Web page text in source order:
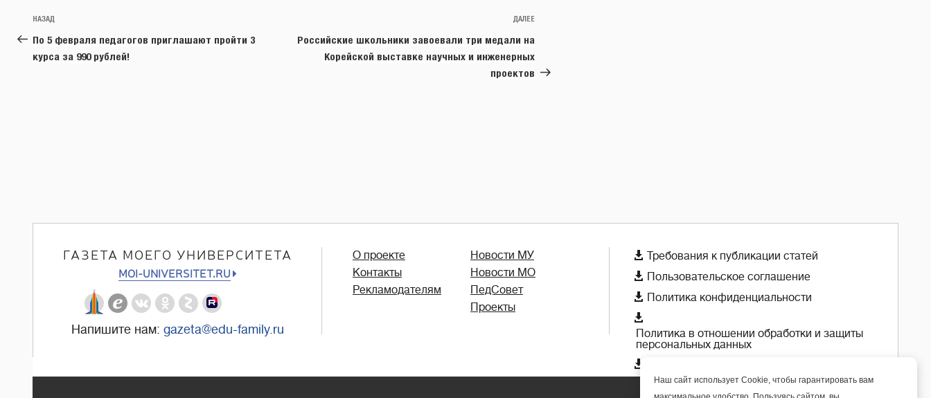
Навигация
по
записям
Предыдущая
запись:
НАЗАД
По 5 февраля педагогов приглашают пройти 3
курса за 990 рублей!
Следующая
ДАЛЕЕ
Российские школьники завоевали три медали на
Корейской выставке научных и инженерных
проектов
ГАЗЕТА МОЕГО УНИВЕРСИТЕТА
MOI-UNIVERSITET.RU
Напишите нам: gazeta@edu-family.ru
О проекте
Контакты
Рекламодателям
Новости МУ
Новости МО
ПедСовет
Проекты
 Требования к публикации статей
 Пользовательское соглашение
 Политика конфиденциальности

Политика в отношении обработки и защиты
персональных данных

Наш сайт использует Cookie, чтобы гарантировать вам